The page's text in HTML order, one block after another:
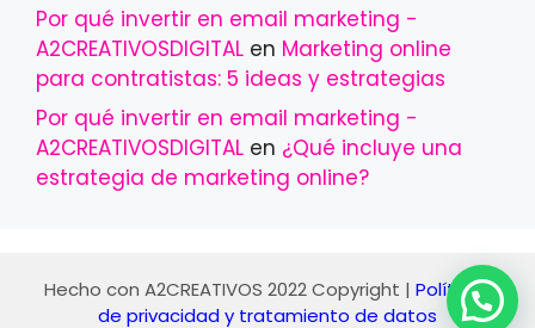
Por qué invertir en email marketing -
A2CREATIVOSDIGITAL en Marketing online
para contratistas: 5 ideas y estrategias
Por qué invertir en email marketing -
A2CREATIVOSDIGITAL en ¿Qué incluye una
estrategia de marketing online?
Hecho con A2CREATIVOS 2022Copyright | Políticas
de privacidad y tratamiento de datos